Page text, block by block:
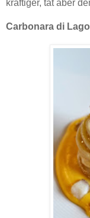
kräftiger, tat aber
Carbonara di